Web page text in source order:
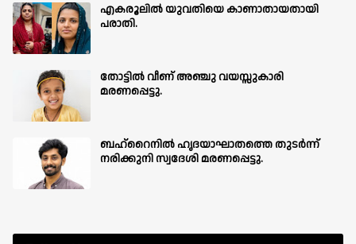
എകരൂലിൽ യുവതിയെ കാണാതായതായി
പരാതി.
തോട്ടിൽ വീണ് അഞ്ചു വയസ്സുകാരി
മരണപ്പെട്ടു.
ബഹ്‌റൈനിൽ ഹൃദയാഘാതത്തെ തുടർന്ന്
നരിക്കുനി സ്വദേശി മരണപ്പെട്ടു.